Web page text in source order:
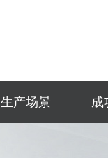
生产场景 成